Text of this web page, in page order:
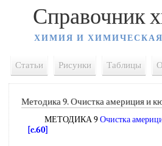
Справочник
ХИМИЯ И
Статьи Рисунки Таблицы
Методика 9. Очистка америция и
МЕТОДИКА 9Очистка
[c.60]